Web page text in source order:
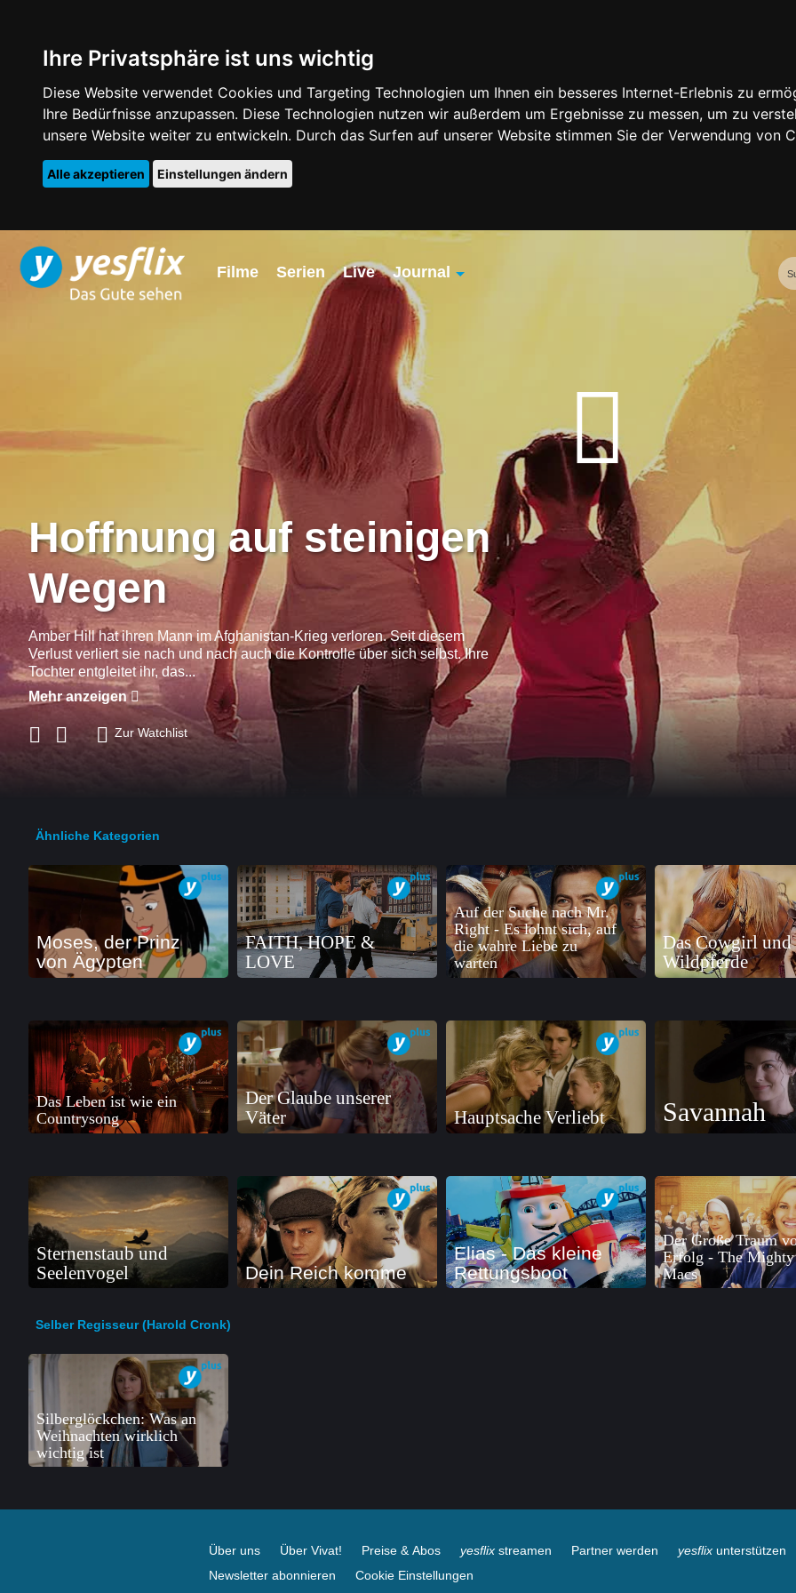
Ihre Privatsphäre ist uns wichtig
Diese Website verwendet Cookies und Targeting Technologien um Ihnen ein besseres Internet-Erlebnis zu
Ihre Bedürfnisse anzupassen. Diese Technologien nutzen wir außerdem um Ergebnisse zu messen, um zu
unsere Website weiter zu entwickeln. Durch das Surfen auf unserer Website stimmen Sie der Verwendung von
Alle akzeptieren Einstellungen ändern
Filme Serien Live
Journal
Übersicht
Hoffnung auf steinigen
Wegen
Amber Hill hat ihren Mann im Afghanistan-Krieg verloren. Seit diesem
Verlust verliert sie nach und nach auch die Kontrolle über sich selbst. Ihre
Tochter entgleitet ihr, das...
Mehr anzeigen
Zur Watchlist
Ähnliche Kategorien
Moses, der Prinz
von Ägypten
FAITH, HOPE &
LOVE
Auf der Suche nach Mr.
Right - Es lohnt sich, auf
die wahre Liebe zu
warten
Das Cowgirl und
Wildpferde
Das Leben ist wie ein
Countrysong
Der Glaube unserer
Väter
Hauptsache Verliebt Savannah
Sternenstaub und
Seelenvogel
Dein Reich komme
Elias - Das kleine
Rettungsboot
Der Große Traum
Erfolg - The Mighty
Macs
Selber Regisseur (Harold Cronk)
Silberglöckchen: Was an
Weihnachten wirklich
wichtig ist
Über uns Über Vivat! Preise & Abos yesflix streamen Partner werden yesflix unterstützen
Newsletter abonnieren
Cookie Einstellungen